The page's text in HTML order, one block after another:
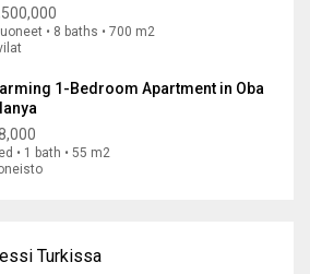
• 8 baths • 700 m2
1-Bedroom Apartment in Oba
• 1 bath • 55 m2
Turkissa